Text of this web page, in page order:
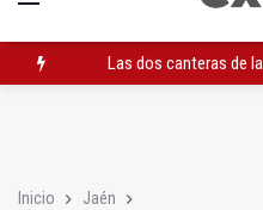
Las dos canteras de
Inicio
Jaén